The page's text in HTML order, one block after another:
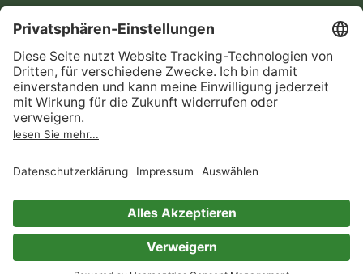
AGB
Informationen nach Data
Act
Verträge hier kündigen
Impressum
Immer ein gutes Buch